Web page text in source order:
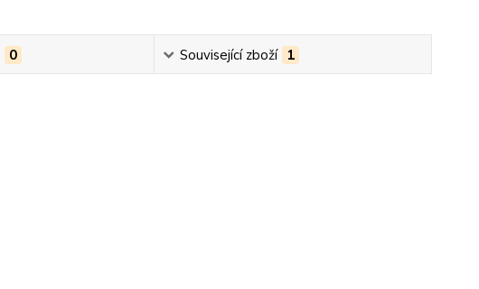
0 Související zboží 1